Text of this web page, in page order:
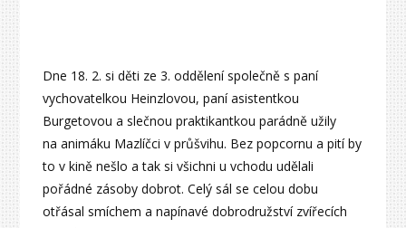
Dne 18. 2. si děti ze 3. oddělení společně s paní
vychovatelkou Heinzlovou, paní asistentkou
Burgetovou a slečnou praktikantkou parádně užily
na animáku Mazlíčci v průšvihu. Bez popcornu a pití by
to v kině nešlo a tak si všichni u vchodu udělali
pořádné zásoby dobrot. Celý sál se celou dobu
otřásal smíchem a napínavé dobrodružství zvířecích